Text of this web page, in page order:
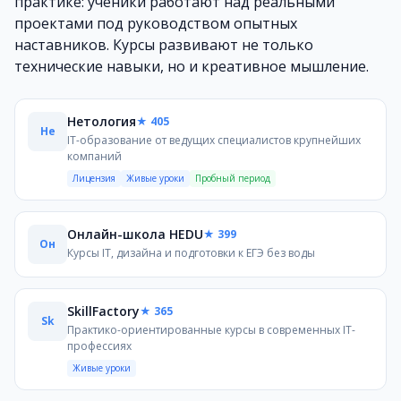
Для детей 10–12 лет программы становятся более
Подростки 13–16 лет могут серьёзно углубляться в
Популярные направления: Python, Scratch, Roblox
Scratch — ещё одно распространённое направление
Roblox как платформа для создания игр тоже часто
Как выбрать IT-школу для ребёнка
Также стоит обратить внимание на формат занятий:
Часто задаваемые вопросы
С какого возраста можно начинать
Основы программирования в визуальных средах
Нужны ли знания математики?
Для начальных курсов специальных знаний
Какое оборудование потребуется?
Достаточно обычного компьютера или ноутбука с
Подходит ли обучение новичкам?
Да, большинство программ рассчитаны на новичков
проектами под руководством опытных
наставников. Курсы развивают не только
технические навыки, но и креативное мышление.
Не
Нетология★ 405
IT-образование от ведущих специалистов крупнейших
компаний
Лицензия Живые уроки Пробный период
Он
Онлайн-школа HEDU★ 399
Курсы IT, дизайна и подготовки к ЕГЭ без воды
Sk
SkillFactory★ 365
Практико-ориентированные курсы в современных IT-
профессиях
Живые уроки